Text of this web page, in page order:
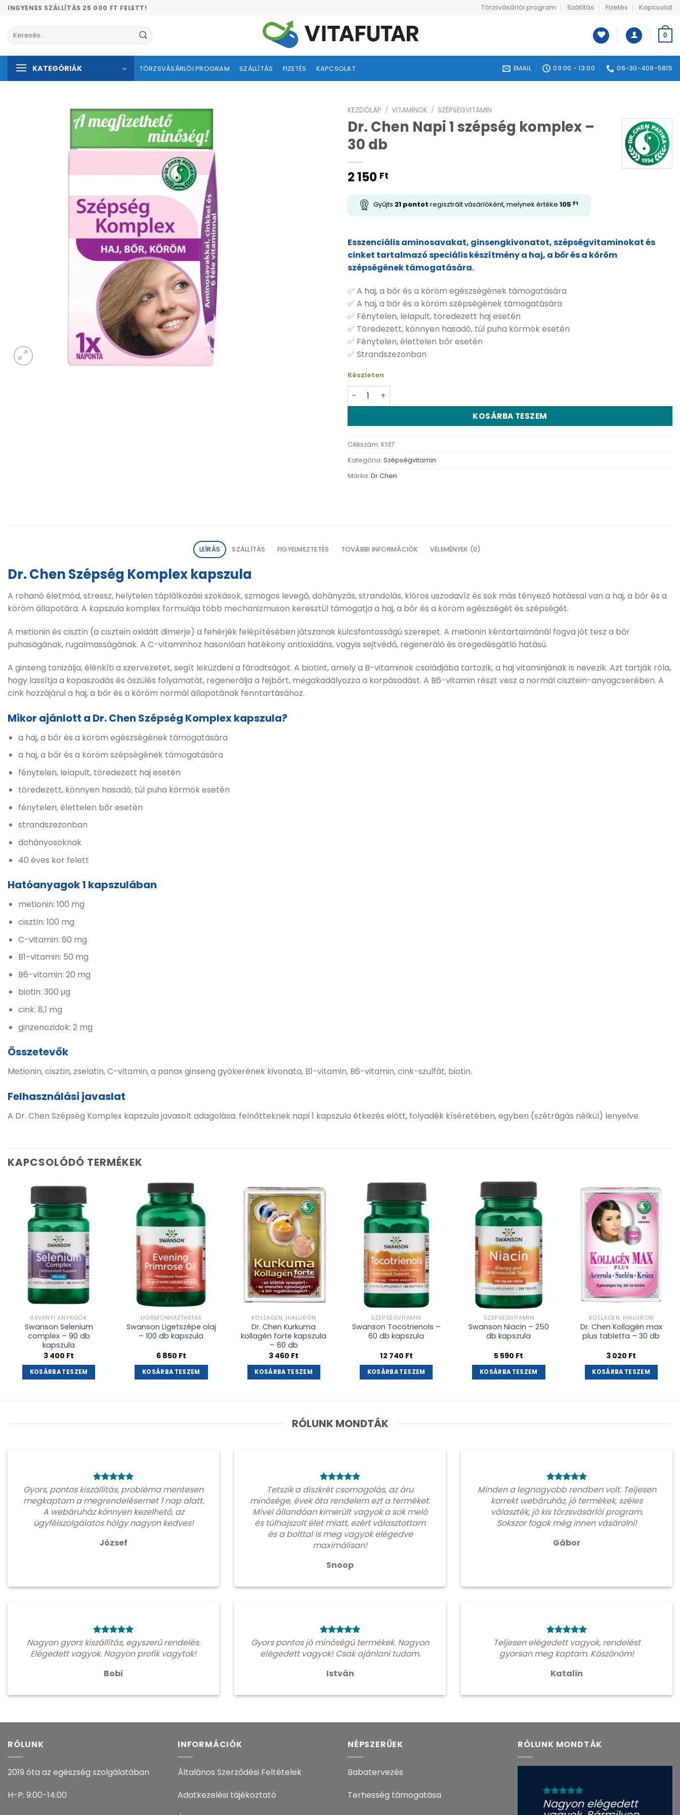
Skip
content
INGYENES SZÁLLÍTÁS 25 000 FT FELETT! Törzsvásárlói program Szállítás Fizetés Kapcsolat
Keresés
a
0
KATEGÓRIÁK TÖRZSVÁSÁRLÓI PROGRAM SZÁLLÍTÁS FIZETÉS KAPCSOLAT EMAIL 09:00 - 13:00 06-30-409-5815
Kívánságlistához
KEZDŐLAP / VITAMINOK / SZÉPSÉGVITAMIN
Dr. Chen Napi 1 szépség komplex –
30 db
2 150 Ft
Gyűjts 21 pontot regisztrált vásárlóként, melynek értéke 105 Ft
Esszenciális aminosavakat, ginsengkivonatot, szépségvitaminokat és
cinket tartalmazó speciális készítmény a haj, a bőr és a köröm
szépségének támogatására.
✅ A haj, a bőr és a köröm egészségének támogatására
✅ A haj, a bőr és a köröm szépségének támogatására
✅ Fénytelen, lelapult, töredezett haj esetén
✅ Töredezett, könnyen hasadó, túl puha körmök esetén
✅ Fénytelen, élettelen bőr esetén
✅ Strandszezonban
Készleten
Dr. Chen Napi 1 szépség komplex - 30 db mennyiség
KOSÁRBA TESZEM
Cikkszám: K137
Kategória: Szépségvitamin
Márka: Dr.Chen
LEÍRÁS SZÁLLÍTÁS FIGYELMEZTETÉS TOVÁBBI INFORMÁCIÓK VÉLEMÉNYEK (0)
Dr. Chen Szépség Komplex kapszula
A rohanó életmód, stressz, helytelen táplálkozási szokások, szmogos levegő, dohányzás, strandolás, klóros uszodavíz és sok más tényező hatással van a haj, a bőr és a
köröm állapotára. A kapszula komplex formulája több mechanizmuson keresztül támogatja a haj, a bőr és a köröm egészségét és szépségét.
A metionin és cisztin (a cisztein oxidált dimerje) a fehérjék felépítésében játszanak kulcsfontosságú szerepet. A metionin kéntartalmánál fogva jót tesz a bőr
puhaságának, rugalmasságának. A C-vitaminhoz hasonlóan hatékony antioxidáns, vagyis sejtvédő, regeneráló és öregedésgátló hatású.
A ginseng tonizálja, élénkíti a szervezetet, segít leküzdeni a fáradtságot. A biotint, amely a B-vitaminok családjába tartozik, a haj vitaminjának is nevezik. Azt tartják róla,
hogy lassítja a kopaszodás és őszülés folyamatát, regenerálja a fejbőrt, megakadályozza a korpásodást. A B6-vitamin részt vesz a normál cisztein-anyagcserében. A
cink hozzájárul a haj, a bőr és a köröm normál állapotának fenntartásához.
Mikor ajánlott a Dr. Chen Szépség Komplex kapszula?
a haj, a bőr és a köröm egészségének támogatására
a haj, a bőr és a köröm szépségének támogatására
fénytelen, lelapult, töredezett haj esetén
töredezett, könnyen hasadó, túl puha körmök esetén
fénytelen, élettelen bőr esetén
strandszezonban
dohányosoknak
40 éves kor felett
Hatóanyagok 1 kapszulában
metionin: 100 mg
cisztin: 100 mg
C-vitamin: 60 mg
B1-vitamin: 50 mg
B6-vitamin: 20 mg
biotin: 300 μg
cink: 8,1 mg
ginzenozidok: 2 mg
Összetevők
Metionin, cisztin, zselatin, C-vitamin, a panax ginseng gyökerének kivonata, B1-vitamin, B6-vitamin, cink-szulfát, biotin.
Felhasználási javaslat
A Dr. Chen Szépség Komplex kapszula javasolt adagolása: felnőtteknek napi 1 kapszula étkezés előtt, folyadék kíséretében, egyben (szétrágás nélkül) lenyelve.
KAPCSOLÓDÓ TERMÉKEK
Kívánságlistához
adás
ÁSVÁNYI ANYAGOK
Swanson Selenium
complex – 90 db
kapszula
3 400 Ft
KOSÁRBA TESZEM
Kívánságlistához
adás
HORMONHÁZTARTÁS
Swanson Ligetszépe olaj
– 100 db kapszula
6 850 Ft
KOSÁRBA TESZEM
Kívánságlistához
adás
KOLLAGÉN, HIALURON
Dr. Chen Kurkuma
kollagén forte kapszula
– 60 db
3 460 Ft
KOSÁRBA TESZEM
Kívánságlistához
adás
SZÉPSÉGVITAMIN
Swanson Tocotrienols –
60 db kapszula
12 740 Ft
KOSÁRBA TESZEM
Kívánságlistához
adás
SZÉPSÉGVITAMIN
Swanson Niacin – 250
db kapszula
5 590 Ft
KOSÁRBA TESZEM
Kívánságlistához
adás
KOLLAGÉN, HIALURON
Dr. Chen Kollagén max
plus tabletta – 30 db
3 020 Ft
KOSÁRBA TESZEM
RÓLUNK MONDTÁK
Gyors, pontos kiszállítás, probléma mentesen
megkaptam a megrendelésemet 1 nap alatt.
A webáruház könnyen kezelhető, az
ügyfélszolgálatos hölgy nagyon kedves!
József
Tetszik a diszkrét csomagolás, az áru
minősége, évek óta rendelem ezt a terméket.
Mivel állandóan kimerült vagyok a sok meló
és túlhajszolt élet miatt, ezért választottam
és a bolttal is meg vagyok elégedve
maximálisan!
Snoop
Minden a legnagyobb rendben volt. Teljesen
korrekt webáruház, jó termékek, széles
választék, jó kis törzsvásárlói program.
Sokszor fogok még innen vásárolni!
Gábor
Nagyon gyors kiszállítás, egyszerű rendelés.
Elégedett vagyok. Nagyon profik vagytok!
Bobi
Gyors pontos jó minőségű termékek. Nagyon
elégedett vagyok! Csak ajánlani tudom.
István
Teljesen elégedett vagyok, rendelést
gyorsan meg kaptam. Köszönöm!
Katalin
RÓLUNK
2019 óta az egészség szolgálatában
H-P: 9:00-14:00
INFORMÁCIÓK
Általános Szerződési Feltételek
Adatkezelési tájékoztató
NÉPSZERŰEK
Babatervezés
Terhesség támogatása
RÓLUNK MONDTÁK
Nagyon elégedett